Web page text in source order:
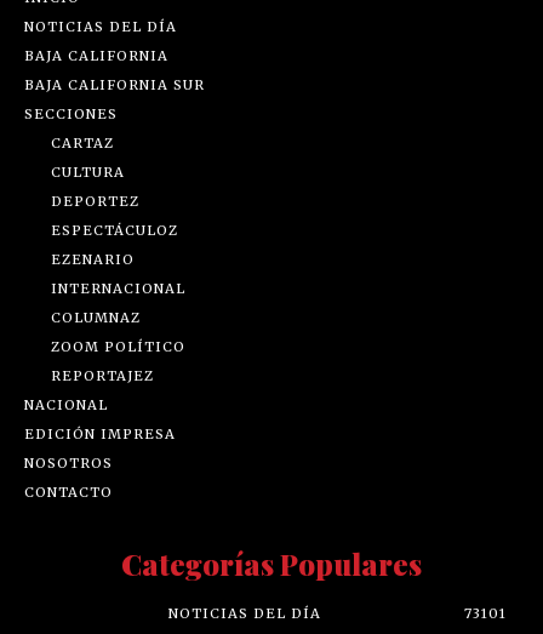
NOTICIAS DEL DÍA
BAJA CALIFORNIA
BAJA CALIFORNIA SUR
SECCIONES
CARTAZ
CULTURA
DEPORTEZ
ESPECTÁCULOZ
EZENARIO
INTERNACIONAL
COLUMNAZ
ZOOM POLÍTICO
REPORTAJEZ
NACIONAL
EDICIÓN IMPRESA
NOSOTROS
CONTACTO
Categorías Populares
NOTICIAS DEL DÍA
73101